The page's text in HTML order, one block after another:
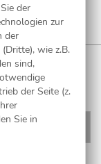
sichern!
der
zur
der
wie z.B.
sind,
der Seite (z.
Sie in